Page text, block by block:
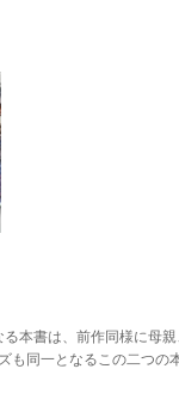
本書は、前作同様に母
同一となるこの二つの